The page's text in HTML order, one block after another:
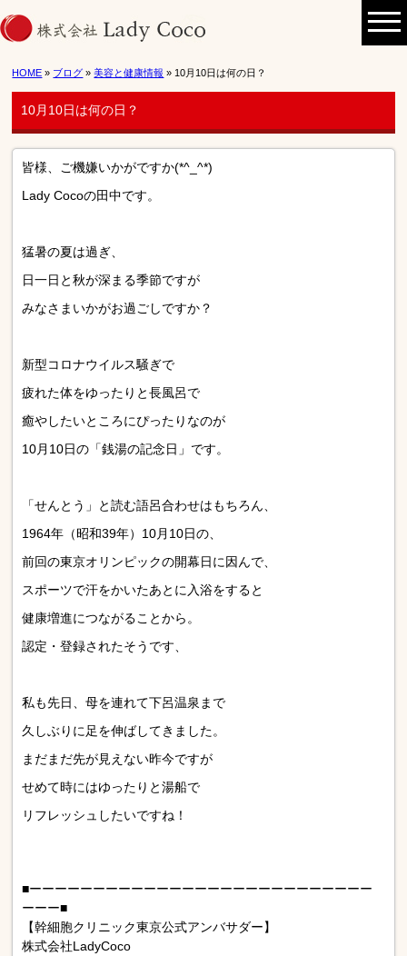
HOME » ブログ »美容と健康情報 » 10月10日は何の日？
10月10日は何の日？
皆様、ご機嫌いかがですか(*^_^*)
Lady Cocoの田中です。
猛暑の夏は過ぎ、
日一日と秋が深まる季節ですが
みなさまいかがお過ごしですか？
新型コロナウイルス騒ぎで
疲れた体をゆったりと長風呂で
癒やしたいところにぴったりなのが
10月10日の「銭湯の記念日」です。
「せんとう」と読む語呂合わせはもちろん、
1964年（昭和39年）10月10日の、
前回の東京オリンピックの開幕日に因んで、
スポーツで汗をかいたあとに入浴をすると
健康増進につながることから。
認定・登録されたそうです、
私も先日、母を連れて下呂温泉まで
久しぶりに足を伸ばしてきました。
まだまだ先が見えない昨今ですが
せめて時にはゆったりと湯船で
リフレッシュしたいですね！
■ーーーーーーーーーーーーーーーーーーーーーーーーーーー
ーーー■
【幹細胞クリニック東京公式アンバサダー】
株式会社LadyCoco